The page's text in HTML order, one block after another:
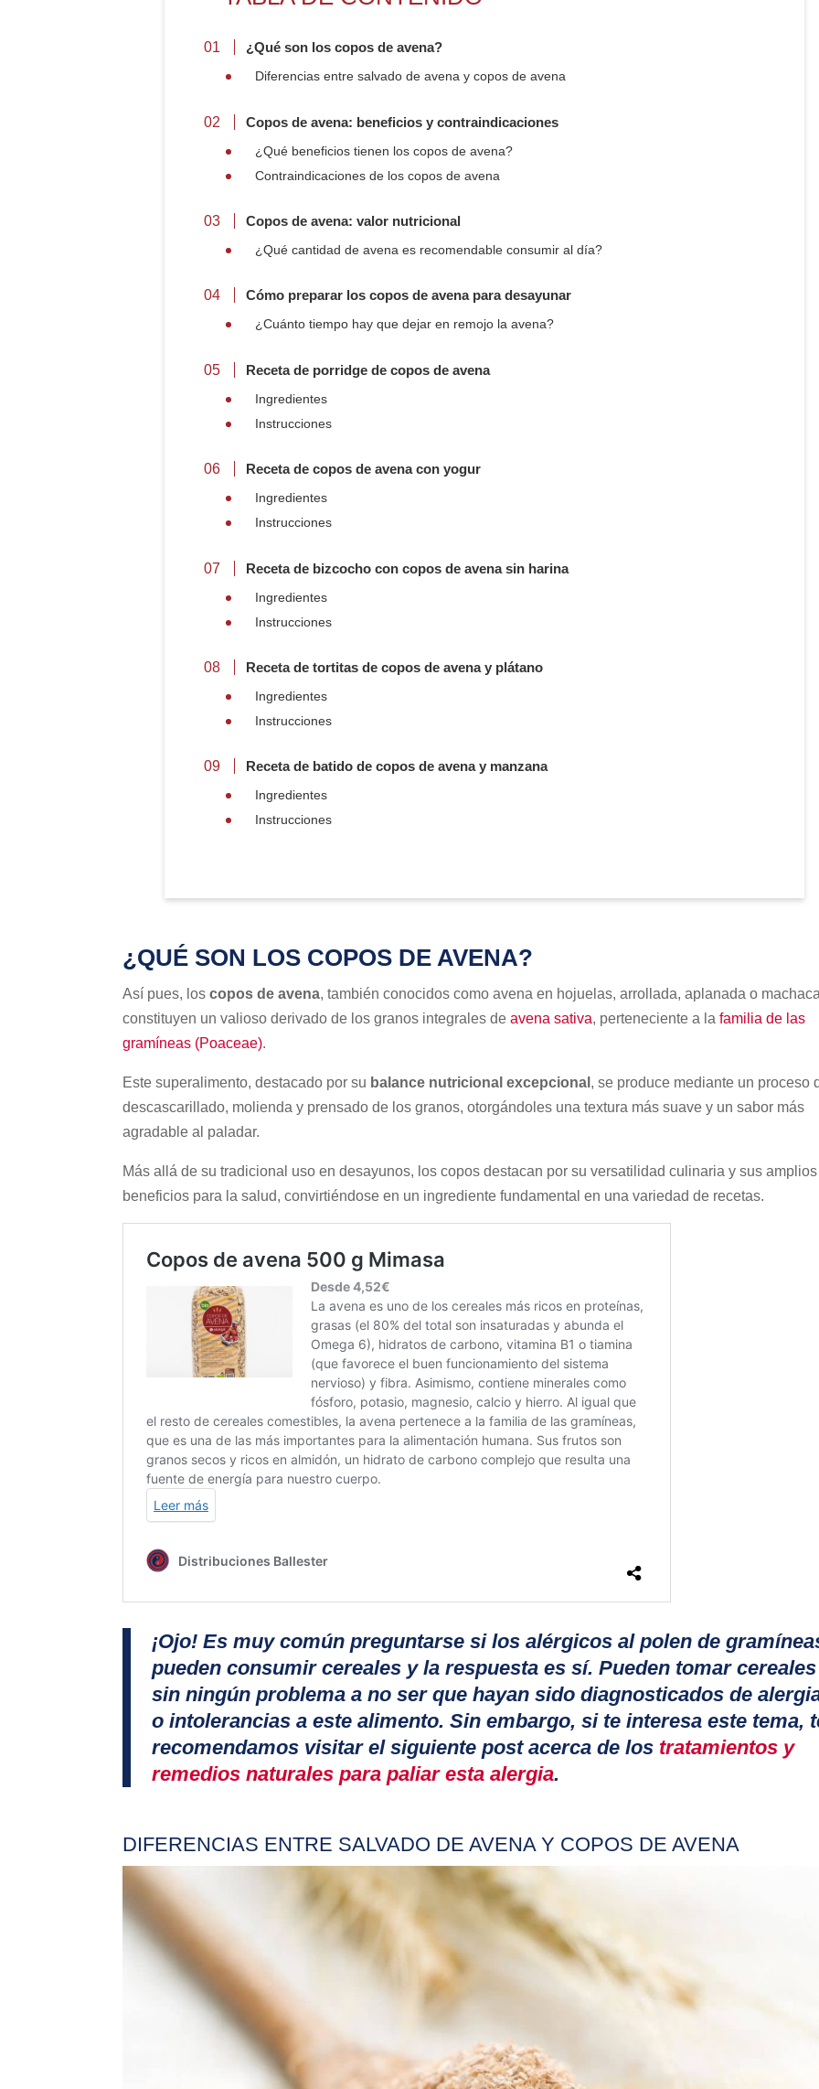
¿Qué son los copos de avena?
Diferencias entre salvado de avena y copos de avena
Copos de avena: beneficios y contraindicaciones
¿Qué beneficios tienen los copos de avena?
Contraindicaciones de los copos de avena
Copos de avena: valor nutricional
¿Qué cantidad de avena es recomendable consumir al día?
Cómo preparar los copos de avena para desayunar
¿Cuánto tiempo hay que dejar en remojo la avena?
Receta de porridge de copos de avena
Ingredientes
Instrucciones
Receta de copos de avena con yogur
Ingredientes
Instrucciones
Receta de bizcocho con copos de avena sin harina
Ingredientes
Instrucciones
Receta de tortitas de copos de avena y plátano
Ingredientes
Instrucciones
Receta de batido de copos de avena y manzana
Ingredientes
Instrucciones
¿QUÉ SON LOS COPOS DE AVENA?
Así pues, loscopos de avena, también conocidos como avena en hojuelas, arrollada, aplanada o
constituyen un valioso derivado de los granos integrales deavena sativa, perteneciente a lafamilia de las
gramíneas (Poaceae).
Este superalimento, destacado por su balance nutricional excepcional , se produce mediante un proceso
descascarillado, molienda y prensado de los granos, otorgándoles una textura más suave y un sabor más
agradable al paladar.
Más allá de su tradicional uso en desayunos, los copos destacan por su versatilidad culinaria y sus amplios
beneficios para la salud, convirtiéndose en un ingrediente fundamental en una variedad de recetas.
¡Ojo! Es muy común preguntarse si los alérgicos al polen de
pueden consumir cereales y la respuesta es sí. Pueden tomar cereales
sin ningún problema a no ser que hayan sido diagnosticados de
o intolerancias a este alimento. Sin embargo, si te interesa este tema,
recomendamos visitar el siguiente post acerca de los tratamientos y
remedios naturales para paliar esta alergia.
DIFERENCIAS ENTRE SALVADO DE AVENA Y COPOS DE AVENA